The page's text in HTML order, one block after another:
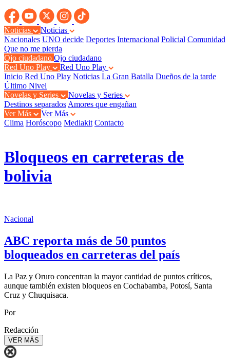
Noticias
Noticias
Nacionales UNO decide Deportes Internacional Policial Comunidad
Que no me pierda
Ojo ciudadano Ojo ciudadano
Red Uno Play
Red Uno Play
Inicio Red Uno Play Noticias La Gran Batalla Dueños de la tarde
Último Nivel
Novelas y Series
Novelas y Series
Destinos separados Amores que engañan
Ver Más
Ver Más
Clima Horóscopo Mediakit Contacto
Bloqueos en carreteras de
bolivia
Nacional
ABC reporta más de 50 puntos
bloqueados en carreteras del país
La Paz y Oruro concentran la mayor cantidad de puntos críticos,
aunque también existen bloqueos en Cochabamba, Potosí, Santa
Cruz y Chuquisaca.
Por
Redacción
VER MÁS